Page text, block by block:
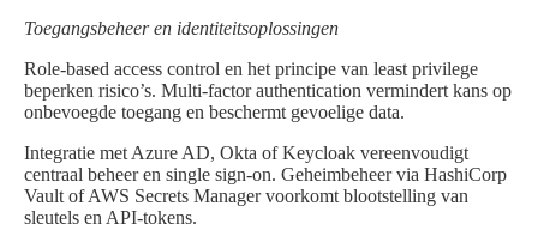
Toegangsbeheer en identiteitsoplossingen
Role-based access control en het principe van least privilege
beperken risico’s. Multi-factor authentication vermindert kans op
onbevoegde toegang en beschermt gevoelige data.
Integratie met Azure AD, Okta of Keycloak vereenvoudigt
centraal beheer en single sign-on. Geheimbeheer via HashiCorp
Vault of AWS Secrets Manager voorkomt blootstelling van
sleutels en API-tokens.